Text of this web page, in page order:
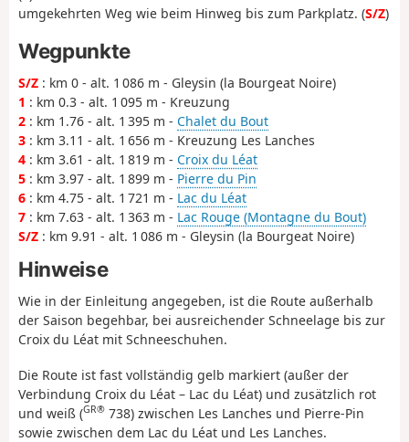
umgekehrten Weg wie beim Hinweg bis zum Parkplatz. (S/Z)
Wegpunkte
S/Z : km 0 - alt. 1 086 m - Gleysin (la Bourgeat Noire)
1 : km 0.3 - alt. 1 095 m - Kreuzung
2 : km 1.76 - alt. 1 395 m - Chalet du Bout
3 : km 3.11 - alt. 1 656 m - Kreuzung Les Lanches
4 : km 3.61 - alt. 1 819 m - Croix du Léat
5 : km 3.97 - alt. 1 899 m - Pierre du Pin
6 : km 4.75 - alt. 1 721 m - Lac du Léat
7 : km 7.63 - alt. 1 363 m - Lac Rouge (Montagne du Bout)
S/Z : km 9.91 - alt. 1 086 m - Gleysin (la Bourgeat Noire)
Hinweise
Wie in der Einleitung angegeben, ist die Route außerhalb
der Saison begehbar, bei ausreichender Schneelage bis zur
Croix du Léat mit Schneeschuhen.
Die Route ist fast vollständig gelb markiert (außer der
Verbindung Croix du Léat – Lac du Léat) und zusätzlich rot
und weiß (GR® 738) zwischen Les Lanches und Pierre-Pin
sowie zwischen dem Lac du Léat und Les Lanches.